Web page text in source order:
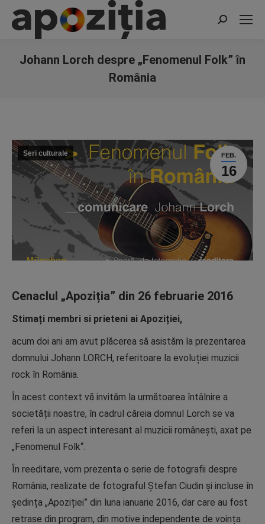
Search:
Johann Lorch despre „Fenomenul Folk” în
România
FEB.
16
Seri culturale
Cenaclul „Apoziția” din 26 februarie 2016
Stimați membri si prieteni ai Apoziției,
acum doi ani am avut plăcerea să asistăm la prezentarea
domnului Johann LORCH, referitoare la evoluției muzicii
rock în România.
În acest context vă invităm la următoarea întâlnire a
societății noastre, în cadrul căreia domnul Lorch se va
referi la un aspect interesant al muzicii românești, axat pe
„Fenomenul Folk“.
În reeditare, vom prezenta o serie de fotografii despre
România, realizate de fotograful Ștefan Ciudin și incluse în
ședința „Apoziției” din luna ianuarie 2016, dar care au fost
retrase din program, din motive independente de voința